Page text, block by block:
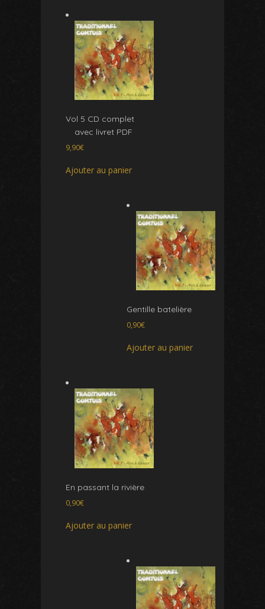
Vol 5 CD complet
avec livret PDF
9,90€
Ajouter au panier
Gentille batelière
0,90€
Ajouter au panier
En passant la rivière
0,90€
Ajouter au panier